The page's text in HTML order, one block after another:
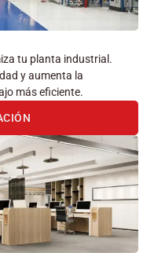
tu planta industrial.
y aumenta la
más eficiente.